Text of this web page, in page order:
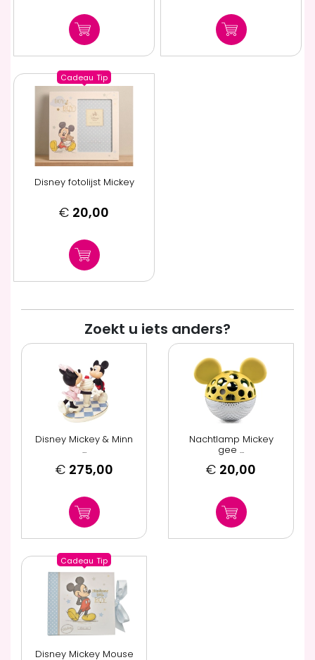
Cadeau Tip
Disney fotolijst Mickey
€ 20,00
Zoekt u iets anders?
Disney Mickey & Minn
...
€ 275,00
Nachtlamp Mickey
gee ...
€ 20,00
Cadeau Tip
Disney Mickey Mouse